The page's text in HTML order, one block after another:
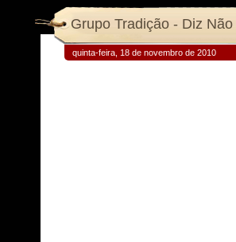
Grupo Tradição - Diz
quinta-feira, 18 de novembro de 2010